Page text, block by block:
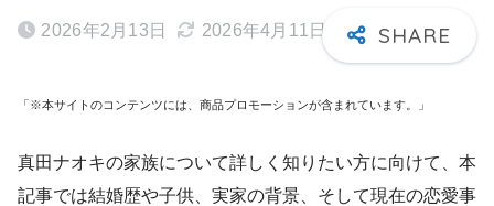
2026年2月13日 2026年4月11日
「※本サイトのコンテンツには、商品プロモーションが含まれています。」
真田ナオキの家族について詳しく知りたい方に向けて、本
記事では結婚歴や子供、実家の背景、そして現在の恋愛事